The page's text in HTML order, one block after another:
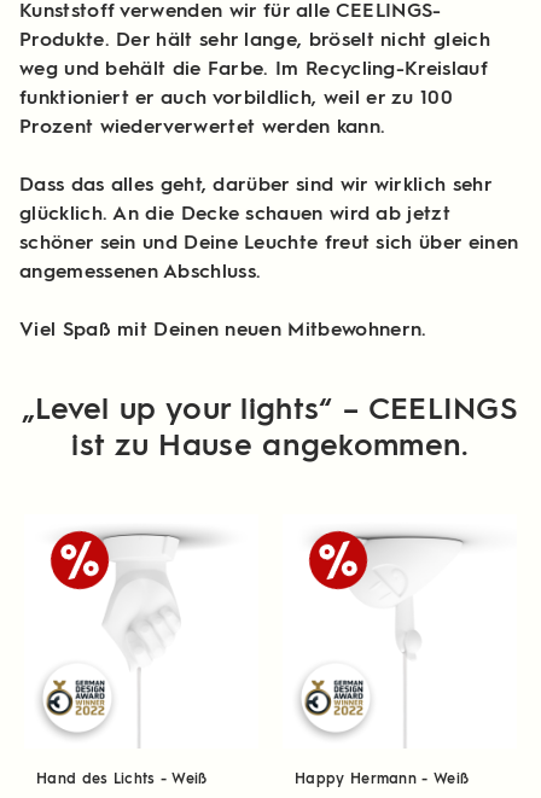
Kunststoff verwenden wir für alle CEELINGS-
Produkte. Der hält sehr lange, bröselt nicht gleich
weg und behält die Farbe. Im Recycling-Kreislauf
funktioniert er auch vorbildlich, weil er zu 100
Prozent wiederverwertet werden kann.
Dass das alles geht, darüber sind wir wirklich sehr
glücklich. An die Decke schauen wird ab jetzt
schöner sein und Deine Leuchte freut sich über einen
angemessenen Abschluss.
Viel Spaß mit Deinen neuen Mitbewohnern.
„Level up your lights“ – CEELINGS
ist zu Hause angekommen.
Hand des Lichts - Weiß Happy Hermann - Weiß